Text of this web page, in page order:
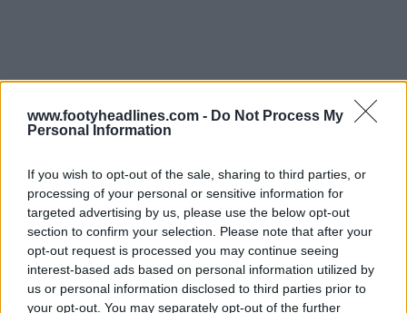
www.footyheadlines.com - Do Not Process My
Personal Information
If you wish to opt-out of the sale, sharing to third parties, or
processing of your personal or sensitive information for
targeted advertising by us, please use the below opt-out
section to confirm your selection. Please note that after your
opt-out request is processed you may continue seeing
interest-based ads based on personal information utilized by
us or personal information disclosed to third parties prior to
your opt-out. You may separately opt-out of the further